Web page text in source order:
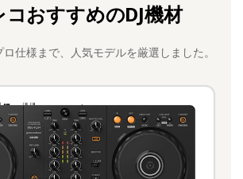
おすすめのDJ機材
仕様まで、人気モデルを厳選しました。